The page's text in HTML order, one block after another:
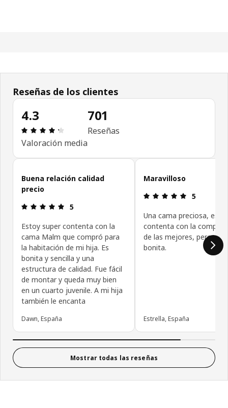
Reseñas de los clientes
4.3
Reseña: 4.3 de 5 estrellas. Revisiones totales:
Valoración media
701
Reseñas
Omitir las opiniones de los clientes
Buena relación calidad
precio
Reseña: 5 de 5 estrellas.
5
Estoy super contenta con la
cama Malm que compró para
la habitación de mi hija. Es
bonita y sencilla y una
estructura de calidad. Fue fácil
de montar y queda muy bien
en un cuarto juvenile. A mi hija
también le encanta
Dawn, España
Maravilloso
Reseña: 5
5
Una cama preciosa,
contenta con la compra.
de las mejores, pero es
bonita.
Estrella, España
Mostrar todas las reseñas